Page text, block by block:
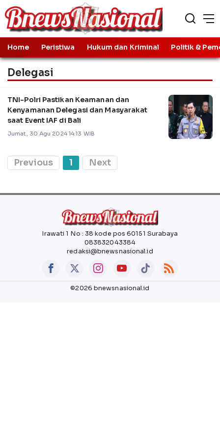
Home Peristiwa Hukum dan Kriminal Politik &
Delegasi
TNI-Polri Pastikan Keamanan dan
Kenyamanan Delegasi dan Masyarakat
saat Event IAF di Bali
Jumat, 30 Agu 2024 14:13 WIB
Previous 1 Next
Irawati 1 No : 38 kode pos 60151 Surabaya
083832043384
redaksi@bnewsnasional.id
©2026 bnewsnasional.id